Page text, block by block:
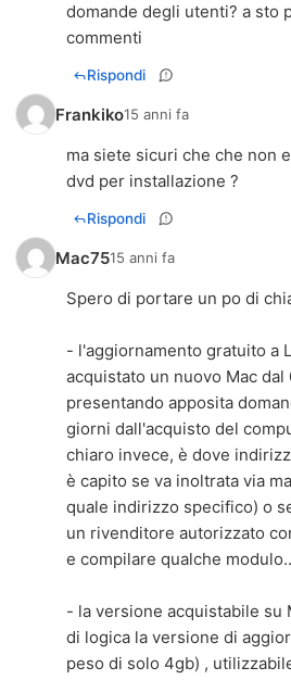
domande degli utenti? a sto
commenti
Rispondi
Frankiko15 anni fa
ma siete sicuri che che non
dvd per installazione ?
Rispondi
Mac7515 anni fa
Spero di portare un po di
- l'aggiornamento gratuito a
acquistato un nuovo Mac
presentando apposita
giorni dall'acquisto del
chiaro invece, è dove
è capito se va inoltrata via
quale indirizzo specifico) o
un rivenditore autorizzato
e compilare qualche
- la versione acquistabile su
di logica la versione di
peso di solo 4gb) ,